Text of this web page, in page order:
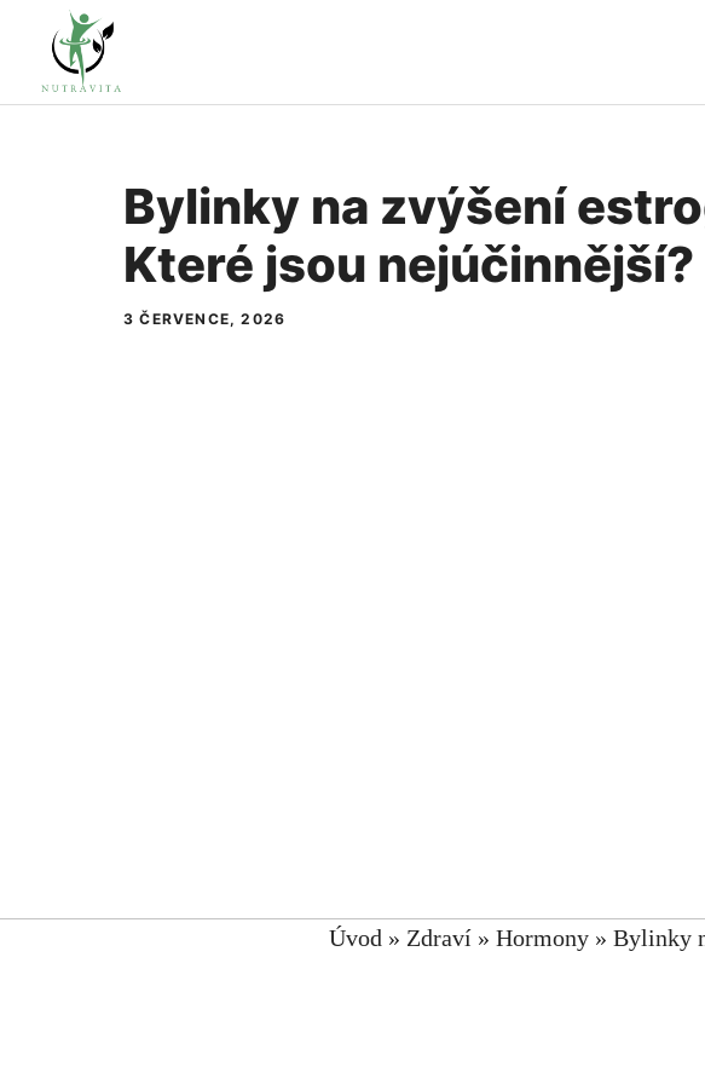
Přeskočit
obsah
Bylinky na zvýšení
Které jsou nejúčinnější?
3 ČERVENCE, 2026
Úvod » Zdraví » Hormony » Bylinky